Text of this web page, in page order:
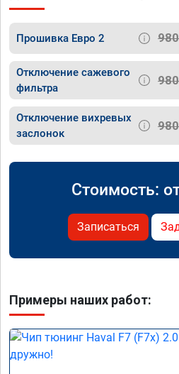
Прошивка Евро 2
Отключение сажевого
фильтра
Отключение вихревых
заслонок
Стоимость:
Записаться
Примеры наших работ: